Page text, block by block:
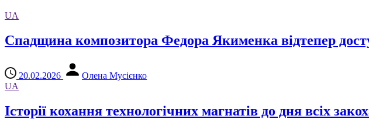
UA
Спадщина композитора Федора Якименка відтепер
20.02.2026
Олена Мусієнко
UA
Історії кохання технологічних магнатів до дня всіх